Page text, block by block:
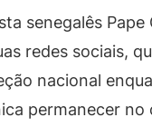
senegalês Pape
redes sociais,
nacional
permanecer no